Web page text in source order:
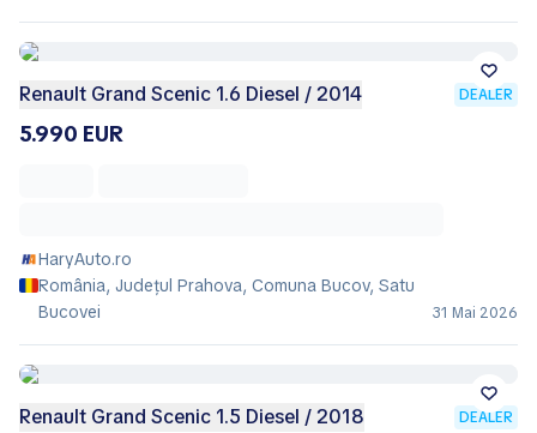
Renault Grand Scenic 1.6 Diesel / 2014 DEALER
5.990 EUR
HaryAuto.ro
România, Județul Prahova, Comuna Bucov, Satu
Bucovei
31 Mai 2026
Renault Grand Scenic 1.5 Diesel / 2018 DEALER